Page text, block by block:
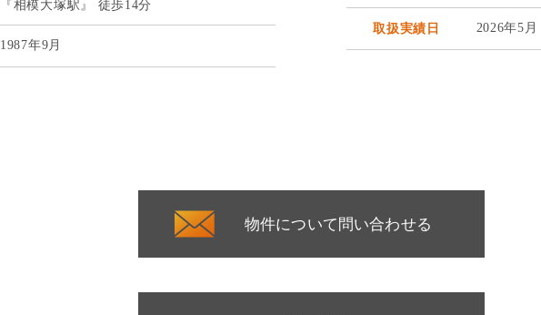
『相模大塚駅』 徒歩14分
1987年9月
取扱実績日 2026年5月
物件について問い合わせる